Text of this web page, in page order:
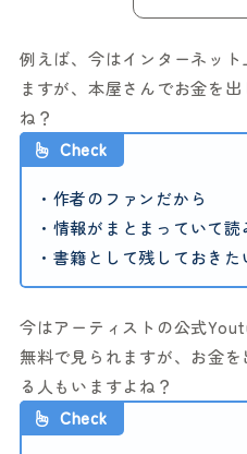
例えば、今はインターネッ
ますが、本屋さんでお金を
ね？
Check
・作者のファンだから
・情報がまとまっていて
・書籍として残しておきた
今はアーティストの公式
無料で見られますが、お金
る人もいますよね？
Check